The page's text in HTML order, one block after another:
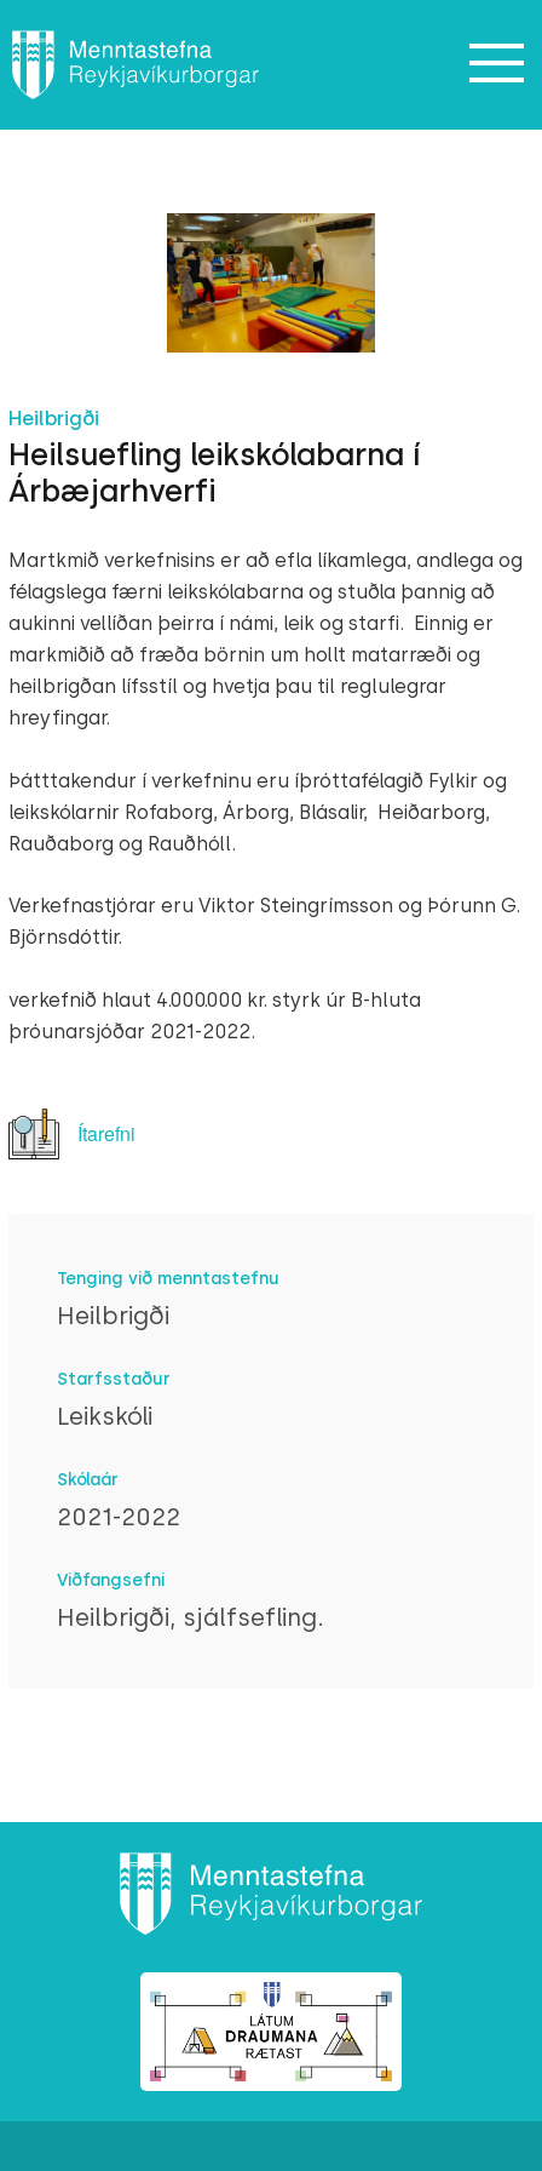
Heilbrigði
Heilsuefling leikskólabarna í
Árbæjarhverfi
Martkmið verkefnisins er að efla líkamlega, andlega og
félagslega færni leikskólabarna og stuðla þannig að
aukinni vellíðan þeirra í námi, leik og starfi. Einnig er
markmiðið að fræða börnin um hollt matarræði og
heilbrigðan lífsstíl og hvetja þau til reglulegrar
hreyfingar.
Þátttakendur í verkefninu eru íþróttafélagið Fylkir og
leikskólarnir Rofaborg, Árborg, Blásalir, Heiðarborg,
Rauðaborg og Rauðhóll.
Verkefnastjórar eru Viktor Steingrímsson og Þórunn G.
Björnsdóttir.
verkefnið hlaut 4.000.000 kr. styrk úr B-hluta
þróunarsjóðar 2021-2022.
Ítarefni
Tenging við menntastefnu
Heilbrigði
Starfsstaður
Leikskóli
Skólaár
2021-2022
Viðfangsefni
Heilbrigði, sjálfsefling.